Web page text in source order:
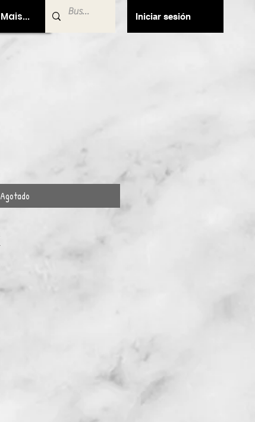
Mais... Iniciar sesión
Agotado